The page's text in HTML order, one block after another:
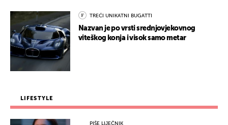
TREĆI UNIKATNI BUGATTI
Nazvan je po vrsti srednjovjekovnog
viteškog konja i visok samo metar
LIFESTYLE
PIŠE LIJEČNIK